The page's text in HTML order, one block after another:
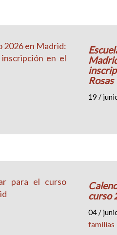
Rosas
19 /
curso
04 /
familias